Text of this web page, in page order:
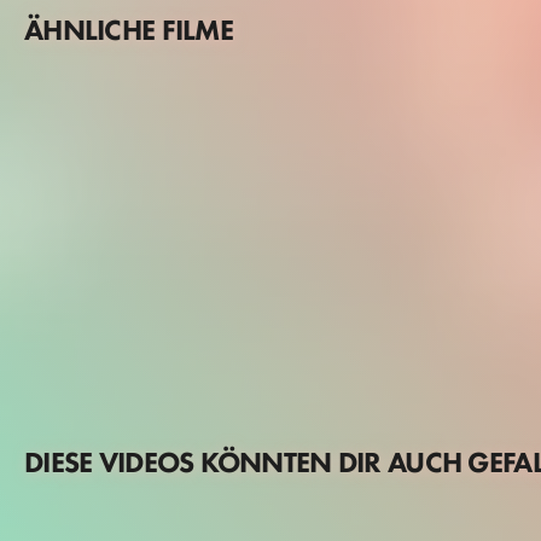
ÄHNLICHE FILME
DIESE VIDEOS KÖNNTEN DIR AUCH